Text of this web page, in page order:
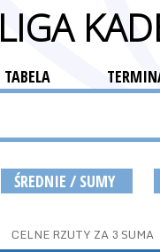
LIGA
TABELA
ŚREDNIE / SUMY
CELNE RZUTY ZA 3 SUMA